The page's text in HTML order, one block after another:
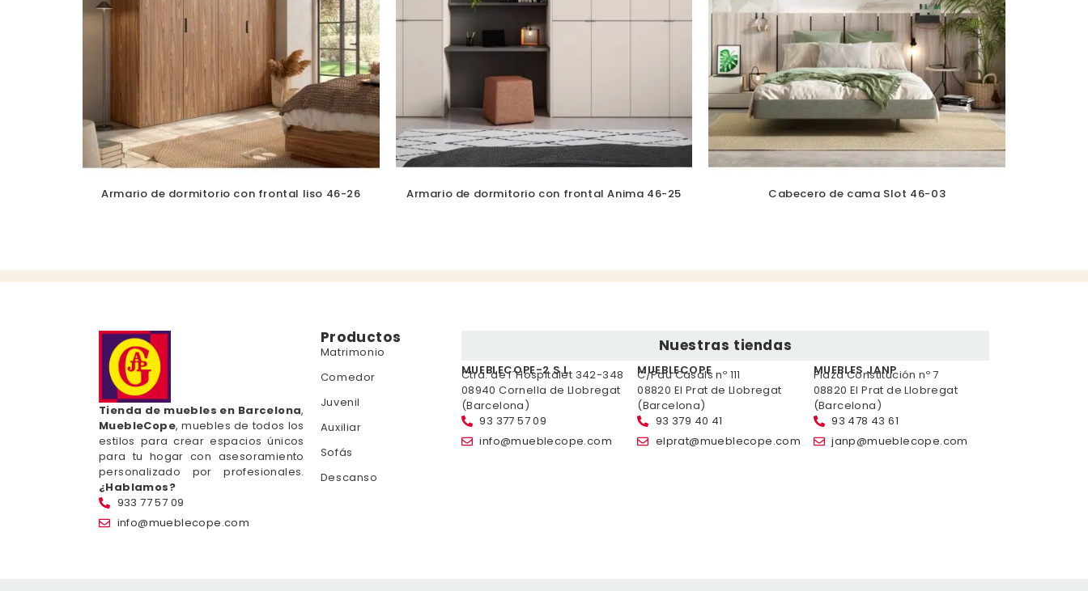
Armario de dormitorio con frontal liso 46-26 Armario de dormitorio con frontal Anima 46-25 Cabecero de cama Slot 46-03
Tienda de muebles en Barcelona,
MuebleCope, muebles de todos los
estilos para crear espacios únicos
para tu hogar con asesoramiento
personalizado por profesionales.
¿Hablamos?
933 77 57 09
info@mueblecope.com
Productos
Matrimonio
Comedor
Juvenil
Auxiliar
Sofás
Descanso
Nuestras tiendas
MUEBLECOPE-2 S.L.
Ctra. de l´Hospitalet 342-348
08940 Cornella de Llobregat
(Barcelona)
93 377 57 09
info@mueblecope.com
MUEBLECOPE
C/Pau Casals nº 111
08820 El Prat de Llobregat
(Barcelona)
93 379 40 41
elprat@mueblecope.com
MUEBLES JANP
Plaza Constitución nº 7
08820 El Prat de Llobregat
(Barcelona)
93 478 43 61
janp@mueblecope.com